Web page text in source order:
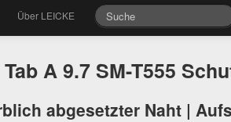
Über LEICKE
A 9.7 SM-T555
abgesetzter Naht |